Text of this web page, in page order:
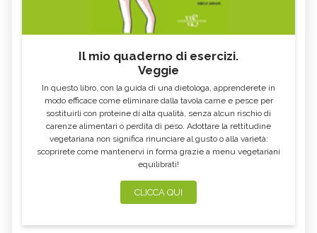
Il mio quaderno di esercizi.
Veggie
In questo libro, con la guida di una dietologa, apprenderete in
modo efficace come eliminare dalla tavola carne e pesce per
sostituirli con proteine di alta qualità, senza alcun rischio di
carenze alimentari o perdita di peso. Adottare la rettitudine
vegetariana non significa rinunciare al gusto o alla varietà:
scoprirete come mantenervi in forma grazie a menu vegetariani
equilibrati!
CLICCA QUI